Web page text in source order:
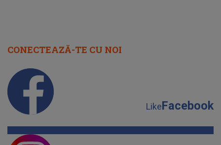
CONECTEAZĂ-TE CU NOI
LikeFacebook